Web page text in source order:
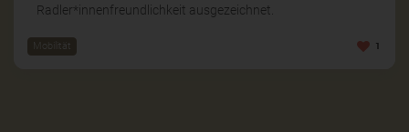
Radler*innenfreundlichkeit ausgezeichnet.
Mobilität 1